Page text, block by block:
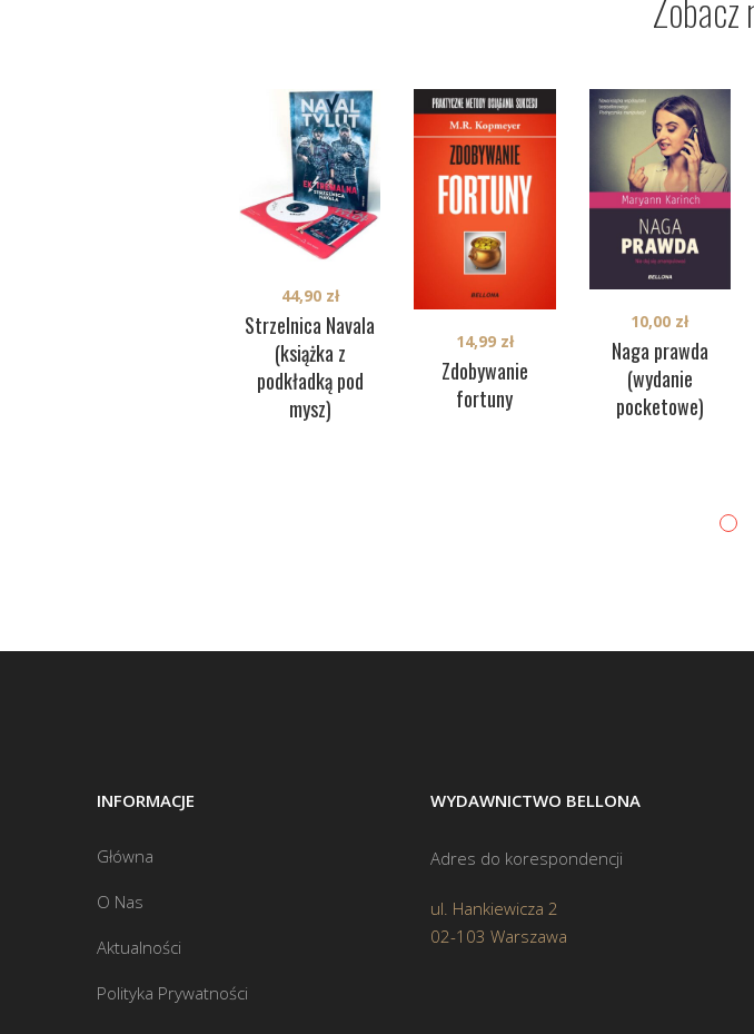
Strzelnica Navala
(książka z
podkładką pod
mysz)
44,90 zł
Zdobywanie
fortuny
14,99 zł
Naga prawda
(wydanie
pocketowe)
10,00 zł
INFORMACJE
Główna
O Nas
Aktualności
Polityka Prywatności
WYDAWNICTWO BELLONA
Adres do korespondencji
ul. Hankiewicza 2
02-103 Warszawa